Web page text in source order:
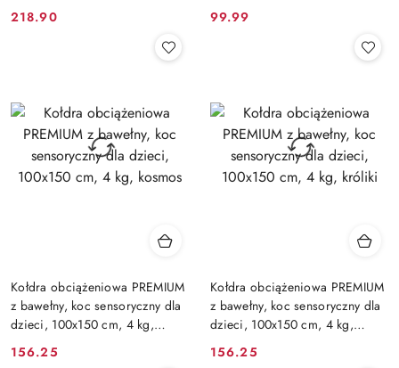
Cena:
218.90 Cena:
99.99
Kołdra obciążeniowa PREMIUM
z bawełny, koc sensoryczny dla
dzieci, 100x150 cm, 4 kg,
kosmos
Cena:
156.25
Kołdra obciążeniowa PREMIUM
z bawełny, koc sensoryczny dla
dzieci, 100x150 cm, 4 kg,
króliki
Cena:
156.25